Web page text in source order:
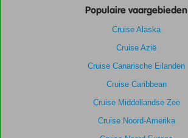
Populaire vaargebieden
Cruise Alaska
Cruise Azië
Cruise Canarische Eilanden
Cruise Caribbean
Cruise Middellandse Zee
Cruise Noord-Amerika